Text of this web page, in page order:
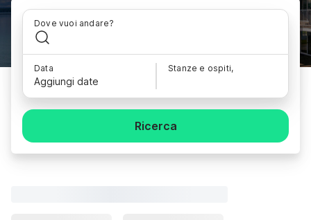
Dove vuoi andare?
Data
Aggiungi date
Stanze e ospiti,
Ricerca